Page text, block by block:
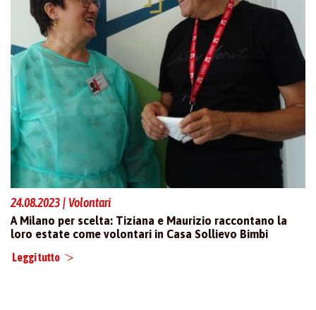
24.08.2023 | Volontari
A Milano per scelta: Tiziana e Maurizio raccontano la
loro estate come volontari in Casa Sollievo Bimbi
Leggi tutto